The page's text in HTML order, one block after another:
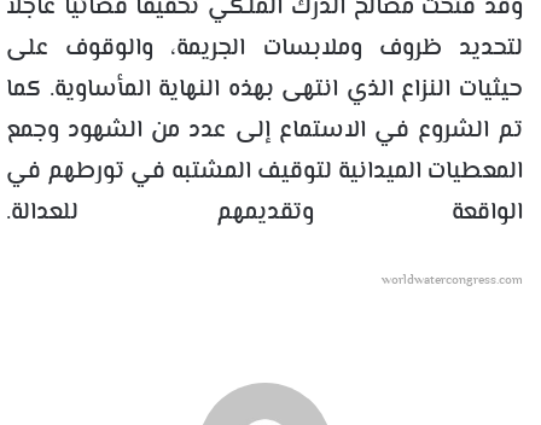
وقد فتحت مصالح الدرك الملكي تحقيقًا قضائيًا عاجلًا
لتحديد ظروف وملابسات الجريمة، والوقوف على
حيثيات النزاع الذي انتهى بهذه النهاية المأساوية. كما
تم الشروع في الاستماع إلى عدد من الشهود وجمع
المعطيات الميدانية لتوقيف المشتبه في تورطهم في
الواقعة وتقديمهم للعدالة.
worldwatercongress.com